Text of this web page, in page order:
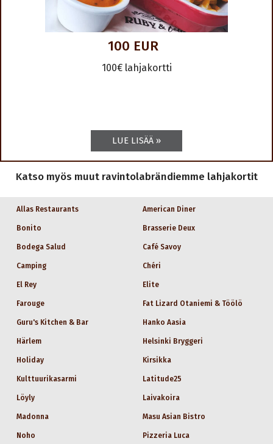
100 EUR
100€ lahjakortti
Katso myös muut ravintolabrändiemme lahjakortit
Allas Restaurants American Diner
Bonito Brasserie Deux
Bodega Salud Café Savoy
Camping Chéri
El Rey Elite
Farouge Fat Lizard Otaniemi & Töölö
Guru's Kitchen & Bar Hanko Aasia
Härlem Helsinki Bryggeri
Holiday Kirsikka
Kulttuurikasarmi Latitude25
Löyly Laivakoira
Madonna Masu Asian Bistro
Noho Pizzeria Luca